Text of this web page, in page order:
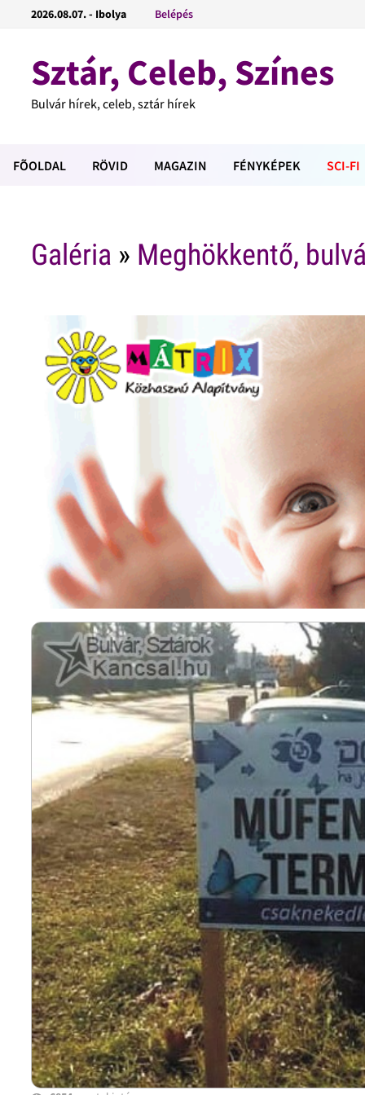
2026.08.07. - Ibolya Belépés
Sztár, Celeb, Színes
Bulvár hírek, celeb, sztár hírek
FÕOLDAL RÖVID MAGAZIN FÉNYKÉPEK SCI-FI
Galéria » Meghökkentő,